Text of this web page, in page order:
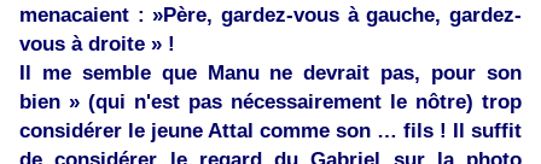
menacaient : »Père, gardez-vous à gauche, gardez-
vous à droite » !
Il me semble que Manu ne devrait pas, pour son
bien » (qui n'est pas nécessairement le nôtre) trop
considérer le jeune Attal comme son … fils ! Il suffit